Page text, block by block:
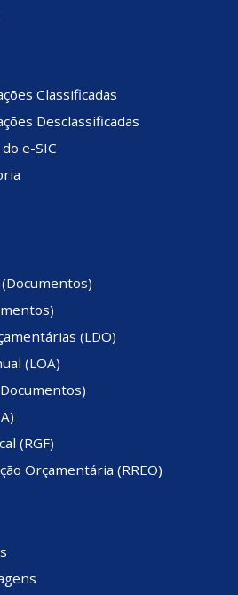
Classificadas
Desclassificadas
e-SIC
(LDO)
(LOA)
(RGF)
Orçamentária (RREO)